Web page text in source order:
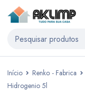
Início Renko - Fabrica
Hidrogenio 5l